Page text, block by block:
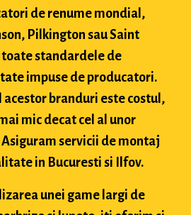
de renume mondial,
Pilkington sau Saint
toate standardele de
impuse de producatori.
acestor branduri este costul,
mic decat cel al unor
servicii de montaj
in Bucuresti si Ilfov.
unei game largi de